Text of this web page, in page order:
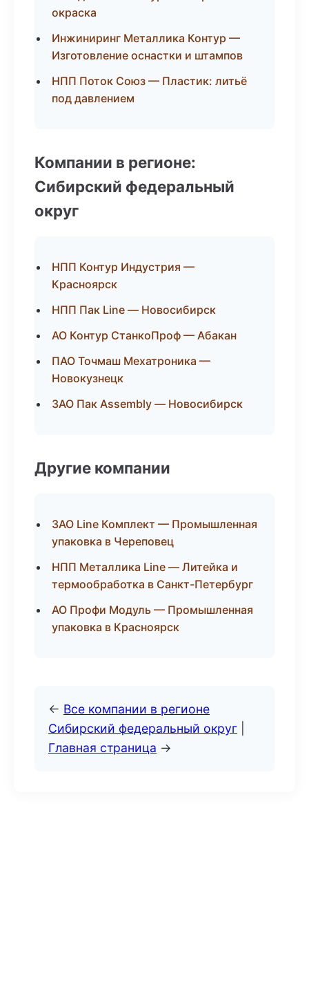
окраска
Инжиниринг Металлика Контур —
Изготовление оснастки и штампов
НПП Поток Союз — Пластик: литьё
под давлением
Компании в регионе:
Сибирский федеральный
округ
НПП Контур Индустрия —
Красноярск
НПП Пак Line — Новосибирск
АО Контур СтанкоПроф — Абакан
ПАО Точмаш Мехатроника —
Новокузнецк
ЗАО Пак Assembly — Новосибирск
Другие компании
ЗАО Line Комплект — Промышленная
упаковка в Череповец
НПП Металлика Line — Литейка и
термообработка в Санкт-Петербург
АО Профи Модуль — Промышленная
упаковка в Красноярск
← Все компании в регионе
Сибирский федеральный округ
Главная страница →